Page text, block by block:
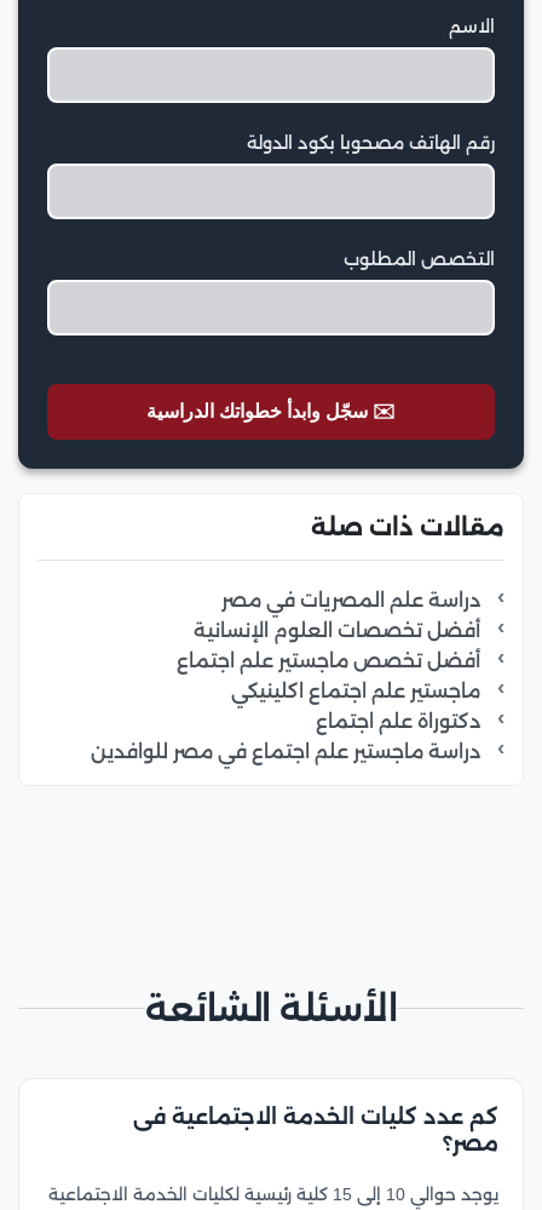
الاسم
رقم الهاتف مصحوبا بكود الدولة
التخصص المطلوب
✉️ سجّل وابدأ خطواتك الدراسية
مقالات ذات صلة
دراسة علم المصريات في مصر
أفضل تخصصات العلوم الإنسانية
أفضل تخصص ماجستير علم اجتماع
ماجستير علم اجتماع اكلينيكي
دكتوراة علم اجتماع
دراسة ماجستير علم اجتماع في مصر للوافدين
الأسئلة الشائعة
كم عدد كليات الخدمة الاجتماعية فى
مصر؟
يوجد حوالي 10 إلى 15 كلية رئيسية لكليات الخدمة الاجتماعية